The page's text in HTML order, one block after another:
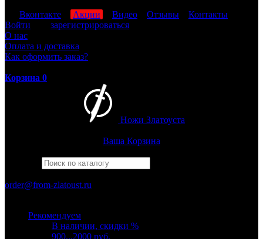
Вконтакте Акции Видео Отзывы
Контакты
Войти
зарегистрироваться
О нас
Оплата и доставка
Как оформить заказ?
Корзина 0
Ножи Златоуста
Ваша Корзина
order@from-zlatoust.ru
Рекомендуем
В наличии, скидки %
900...2000 руб.